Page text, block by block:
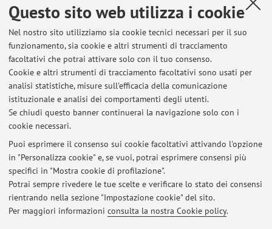
Questo sito web utilizza i cookie
Nel nostro sito utilizziamo sia cookie tecnici necessari per il suo
funzionamento, sia cookie e altri strumenti di tracciamento
facoltativi che potrai attivare solo con il tuo consenso.
Cookie e altri strumenti di tracciamento facoltativi sono usati per
analisi statistiche, misure sull'efficacia della comunicazione
istituzionale e analisi dei comportamenti degli utenti.
Se chiudi questo banner continuerai la navigazione solo con i
cookie necessari.
Puoi esprimere il consenso sui cookie facoltativi attivando l'opzione
in "Personalizza cookie" e, se vuoi, potrai esprimere consensi più
specifici in "Mostra cookie di profilazione".
Potrai sempre rivedere le tue scelte e verificare lo stato dei consensi
rientrando nella sezione "Impostazione cookie" del sito.
Per maggiori informazioni consulta la nostra Cookie policy.
E-mail: barbara.taurisano2@unibo.it
Dipartimento di Scienze Mediche e Chirurgiche
Via Massarenti 9, Bologna -Vai alla mappa
Ultimi avvisi
Al momento non sono presenti avvisi.